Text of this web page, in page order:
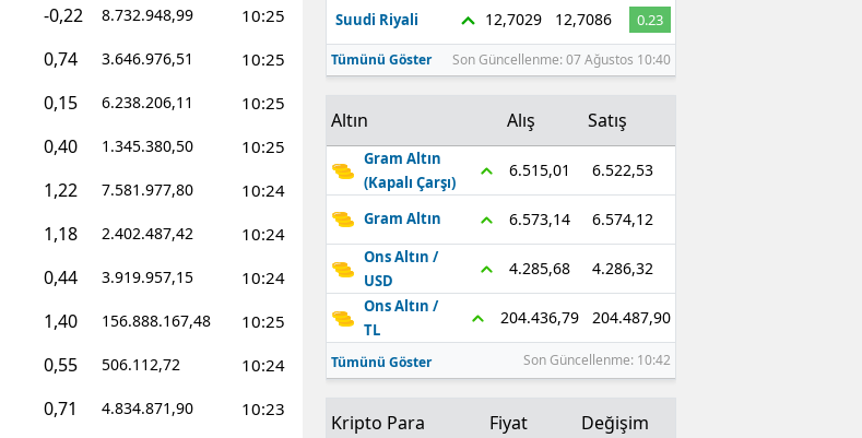
-0,22 8.732.948,99 10:25
0,74 3.646.976,51 10:25
0,15 6.238.206,11 10:25
0,40 1.345.380,50 10:25
1,22 7.581.977,80 10:24
1,18 2.402.487,42 10:24
0,44 3.919.957,15 10:24
1,40 156.888.167,48 10:25
0,55 506.112,72 10:24
0,71 4.834.871,90 10:23
Suudi Riyali 12,7029 12,7086 0.23
Tümünü Göster Son Güncellenme: 07 Ağustos 10:40
Altın Alış Satış
Gram Altın
(Kapalı Çarşı)
6.515,01 6.522,53
Gram Altın 6.573,14 6.574,12
Ons Altın /
USD
4.285,68 4.286,32
Ons Altın /
TL
204.436,79 204.487,90
Tümünü Göster Son Güncellenme: 10:42
Kripto Para Fiyat Değişim